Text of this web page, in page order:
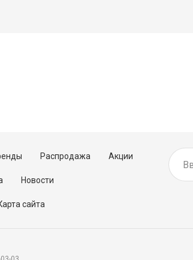
Распродажа Акции
Новости
сайта